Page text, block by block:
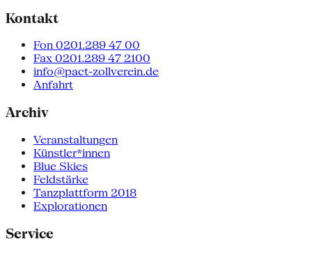
Kontakt
Fon 0201.289 47 00
Fax 0201.289 47 2100
info@pact-zollverein.de
Anfahrt
Archiv
Veranstaltungen
Künstler*innen
Blue Skies
Feldstärke
Tanzplattform 2018
Explorationen
Service